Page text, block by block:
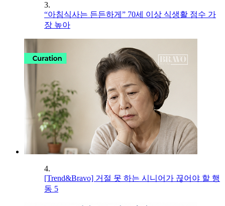
3.
“아침식사는 든든하게” 70세 이상 식생활 점수 가
장 높아
4.
[Trend&Bravo] 거절 못 하는 시니어가 끊어야 할 행
동 5